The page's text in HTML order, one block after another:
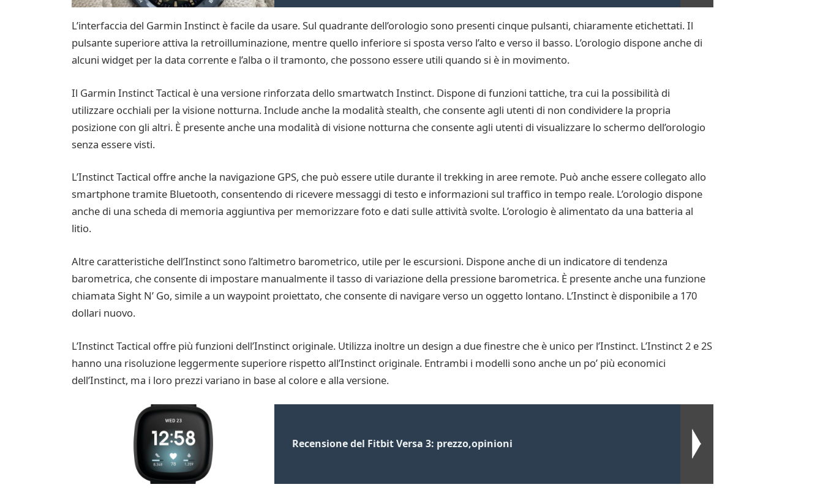
L’interfaccia del Garmin Instinct è facile da usare. Sul quadrante dell’orologio sono presenti cinque pulsanti, chiaramente etichettati. Il
pulsante superiore attiva la retroilluminazione, mentre quello inferiore si sposta verso l’alto e verso il basso. L’orologio dispone anche di
alcuni widget per la data corrente e l’alba o il tramonto, che possono essere utili quando si è in movimento.
Il Garmin Instinct Tactical è una versione rinforzata dello smartwatch Instinct. Dispone di funzioni tattiche, tra cui la possibilità di
utilizzare occhiali per la visione notturna. Include anche la modalità stealth, che consente agli utenti di non condividere la propria
posizione con gli altri. È presente anche una modalità di visione notturna che consente agli utenti di visualizzare lo schermo dell’orologio
senza essere visti.
L’Instinct Tactical offre anche la navigazione GPS, che può essere utile durante il trekking in aree remote. Può anche essere collegato allo
smartphone tramite Bluetooth, consentendo di ricevere messaggi di testo e informazioni sul traffico in tempo reale. L’orologio dispone
anche di una scheda di memoria aggiuntiva per memorizzare foto e dati sulle attività svolte. L’orologio è alimentato da una batteria al
litio.
Altre caratteristiche dell’Instinct sono l’altimetro barometrico, utile per le escursioni. Dispone anche di un indicatore di tendenza
barometrica, che consente di impostare manualmente il tasso di variazione della pressione barometrica. È presente anche una funzione
chiamata Sight N’ Go, simile a un waypoint proiettato, che consente di navigare verso un oggetto lontano. L’Instinct è disponibile a 170
dollari nuovo.
L’Instinct Tactical offre più funzioni dell’Instinct originale. Utilizza inoltre un design a due finestre che è unico per l’Instinct. L’Instinct 2 e 2S
hanno una risoluzione leggermente superiore rispetto all’Instinct originale. Entrambi i modelli sono anche un po’ più economici
dell’Instinct, ma i loro prezzi variano in base al colore e alla versione.
Recensione del Fitbit Versa 3: prezzo,opinioni